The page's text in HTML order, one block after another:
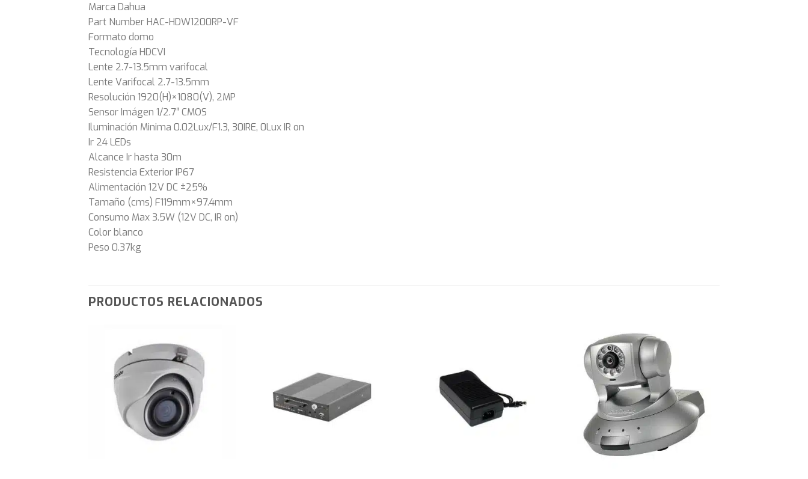
Marca Dahua
Part Number HAC-HDW1200RP-VF
Formato domo
Tecnología HDCVI
Lente 2.7-13.5mm varifocal
Lente Varifocal 2.7-13.5mm
Resolución 1920(H)×1080(V), 2MP
Sensor Imágen 1/2.7″ CMOS
Iluminación Minima 0.02Lux/F1.3, 30IRE, 0Lux IR on
Ir 24 LEDs
Alcance Ir hasta 30m
Resistencia Exterior IP67
Alimentación 12V DC ±25%
Tamaño (cms) F119mm×97.4mm
Consumo Max 3.5W (12V DC, IR on)
Color blanco
Peso 0.37kg
PRODUCTOS RELACIONADOS